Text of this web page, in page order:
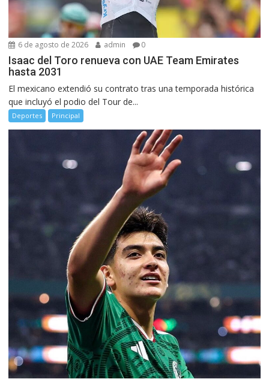
6 de agosto de 2026 admin 0
Isaac del Toro renueva con UAE Team Emirates
hasta 2031
El mexicano extendió su contrato tras una temporada histórica
que incluyó el podio del Tour de...
Deportes Principal